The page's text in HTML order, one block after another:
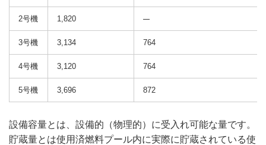
2号機 1,820
3号機 3,134 764
4号機 3,120 764
5号機 3,696 872
設備容量とは、設備的（物理的）に受入れ可能な量です。
貯蔵量とは使用済燃料プール内に実際に貯蔵されている使